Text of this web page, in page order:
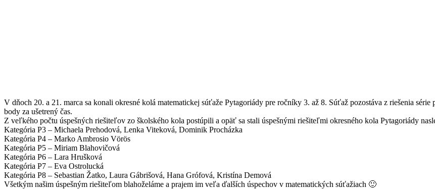
V dňoch 20. a 21. marca sa konali okresné kolá matematickej súťaže Pytagoriády pre ročníky 3. až 8. Súťaž pozostáva z riešenia
body za ušetrený čas.
Z veľkého počtu úspešných riešiteľov zo školského kola postúpili a opäť sa stali úspešnými riešiteľmi okresného kola Pytagoriády
Kategória P3 – Michaela Prehodová, Lenka Viteková, Dominik Procházka
Kategória P4 – Marko Ambrosio Vörös
Kategória P5 – Miriam Blahovičová
Kategória P6 – Lara Hrušková
Kategória P7 – Eva Ostrolucká
Kategória P8 – Sebastian Žatko, Laura Gábrišová, Hana Grófová, Kristína Demová
Všetkým našim úspešným riešiteľom blahoželáme a prajem im veľa ďalších úspechov v matematických súťažiach 🙂